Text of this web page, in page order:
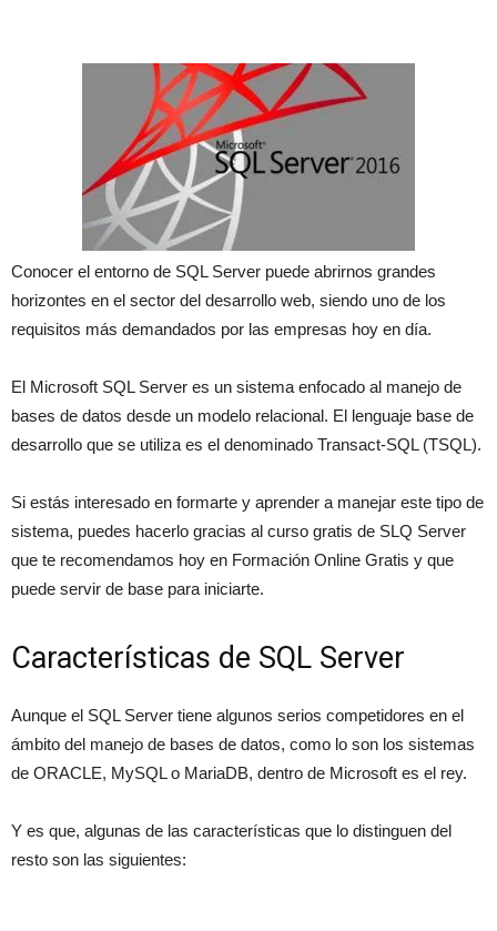
Conocer el entorno de SQL Server puede abrirnos grandes
horizontes en el sector del desarrollo web, siendo uno de los
requisitos más demandados por las empresas hoy en día.
El Microsoft SQL Server es un sistema enfocado al manejo de
bases de datos desde un modelo relacional. El lenguaje base de
desarrollo que se utiliza es el denominado Transact-SQL (TSQL).
Si estás interesado en formarte y aprender a manejar este tipo de
sistema, puedes hacerlo gracias al curso gratis de SLQ Server
que te recomendamos hoy en Formación Online Gratis y que
puede servir de base para iniciarte.
Características de SQL Server
Aunque el SQL Server tiene algunos serios competidores en el
ámbito del manejo de bases de datos, como lo son los sistemas
de ORACLE, MySQL o MariaDB, dentro de Microsoft es el rey.
Y es que, algunas de las características que lo distinguen del
resto son las siguientes: